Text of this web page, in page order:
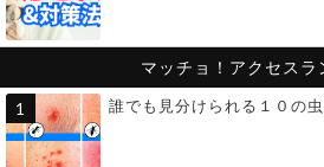
マッチョ！アクセスラ
誰でも見分けられる１０の